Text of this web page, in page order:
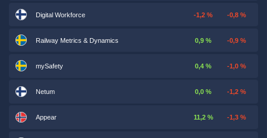
Digital Workforce -1,2 % -0,8 %
Railway Metrics & Dynamics 0,9 % -0,9 %
mySafety 0,4 % -1,0 %
Netum 0,0 % -1,2 %
Appear 11,2 % -1,3 %